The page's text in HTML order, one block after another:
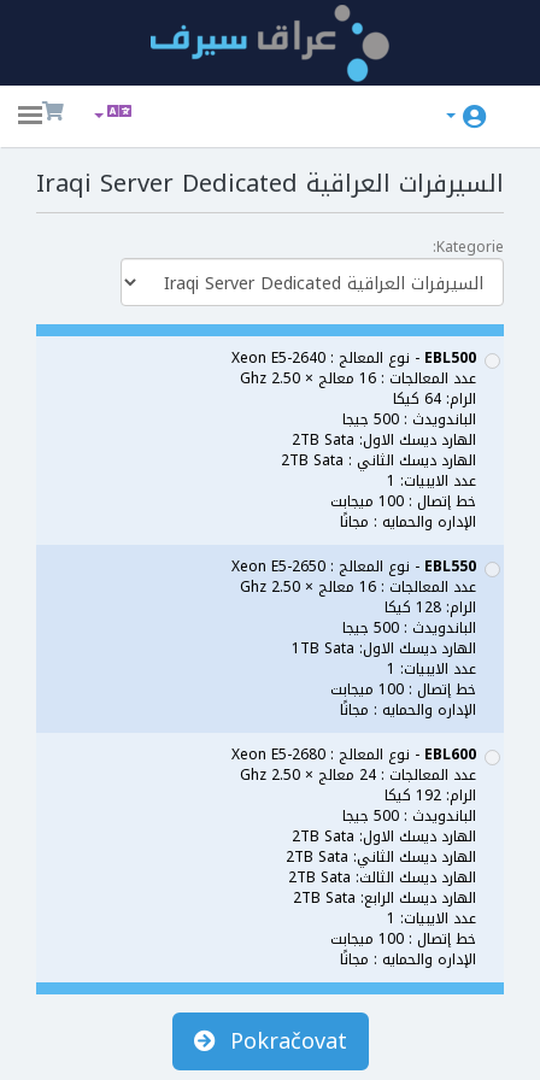
السيرفرات العراقية Iraqi Server Dedicated
Kategorie:
EBL500 - نوع المعالج : Xeon E5-2640
عدد المعالجات : 16 معالج × 2.50 Ghz
الرام: 64 كيكا
الباندويدث : 500 جيجا
الهارد ديسك الاول: 2TB Sata
الهارد ديسك الثاني : 2TB Sata
عدد الايبيات: 1
خط إتصال : 100 ميجابت
الإداره والحمايه : مجانًا
EBL550 - نوع المعالج : Xeon E5-2650
عدد المعالجات : 16 معالج × 2.50 Ghz
الرام: 128 كيكا
الباندويدث : 500 جيجا
الهارد ديسك الاول: 1TB Sata
عدد الايبيات: 1
خط إتصال : 100 ميجابت
الإداره والحمايه : مجانًا
EBL600 - نوع المعالج : Xeon E5-2680
عدد المعالجات : 24 معالج × 2.50 Ghz
الرام: 192 كيكا
الباندويدث : 500 جيجا
الهارد ديسك الاول: 2TB Sata
الهارد ديسك الثاني: 2TB Sata
الهارد ديسك الثالث: 2TB Sata
الهارد ديسك الرابع: 2TB Sata
عدد الايبيات: 1
خط إتصال : 100 ميجابت
الإداره والحمايه : مجانًا
Pokračovat